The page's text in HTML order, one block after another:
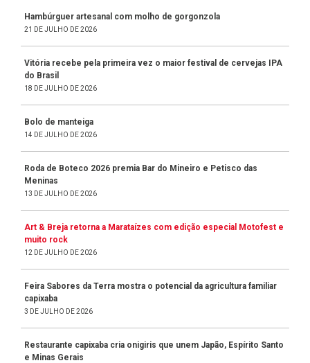
Hambúrguer artesanal com molho de gorgonzola
21 DE JULHO DE 2026
Vitória recebe pela primeira vez o maior festival de cervejas IPA
do Brasil
18 DE JULHO DE 2026
Bolo de manteiga
14 DE JULHO DE 2026
Roda de Boteco 2026 premia Bar do Mineiro e Petisco das
Meninas
13 DE JULHO DE 2026
Art & Breja retorna a Marataízes com edição especial Motofest e
muito rock
12 DE JULHO DE 2026
Feira Sabores da Terra mostra o potencial da agricultura familiar
capixaba
3 DE JULHO DE 2026
Restaurante capixaba cria onigiris que unem Japão, Espírito Santo
e Minas Gerais